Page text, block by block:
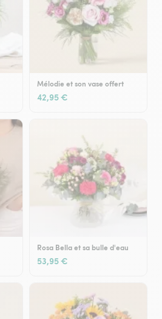
Mélodie et son vase offert
42,95 €
Rosa Bella et sa bulle d'eau
53,95 €